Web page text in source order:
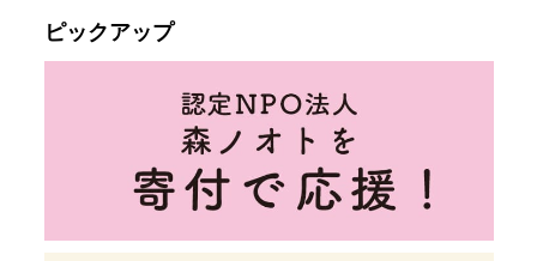
ピックアップ